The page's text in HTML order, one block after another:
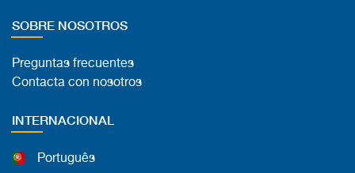
SOBRE NOSOTROS
Preguntas frecuentes
Contacta con nosotros
INTERNACIONAL
Português